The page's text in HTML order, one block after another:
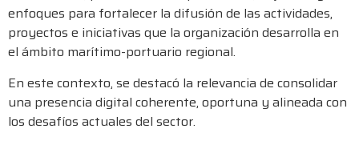
enfoques para fortalecer la difusión de las actividades,
proyectos e iniciativas que la organización desarrolla en
el ámbito marítimo-portuario regional.
En este contexto, se destacó la relevancia de consolidar
una presencia digital coherente, oportuna y alineada con
los desafíos actuales del sector.